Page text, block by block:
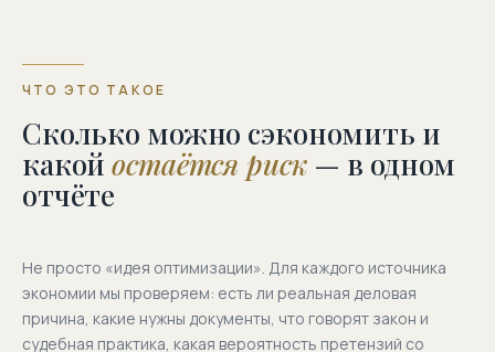
ЧТО ЭТО ТАКОЕ
Сколько можно сэкономить и
какойостаётся риск — в одном
отчёте
Не просто «идея оптимизации». Для каждого источника
экономии мы проверяем: есть ли реальная деловая
причина, какие нужны документы, что говорят закон и
судебная практика, какая вероятность претензий со